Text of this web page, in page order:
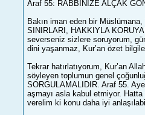
Araf 55: RABBİNİZE ALÇAK
Bakın iman eden bir
SINIRLARI, HAKKIYLA
severseniz sizlere soruyorum,
dini yaşanmaz, Kur’an özet
Tekrar hatırlatıyorum, Kur’an
söyleyen toplumun genel
SORGULAMALIDIR. Araf 55.
aşmayı asla kabul etmiyor.
verelim ki konu daha iyi